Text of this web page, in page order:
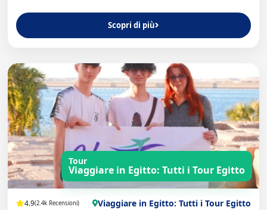
Scopri di più
Tour
Viaggiare in Egitto: Tutti i Tour Egitto
4.9(2.4k Recensioni) Viaggiare in Egitto: Tutti i Tour Egitto